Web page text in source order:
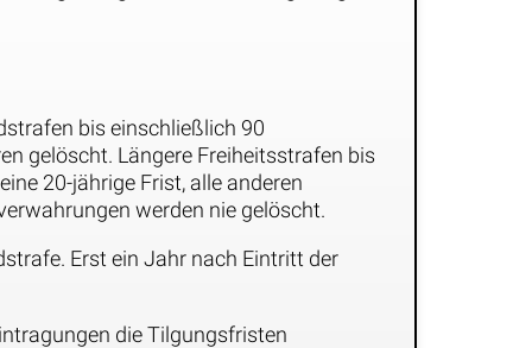
bis einschließlich 90
gelöscht. Längere Freiheitsstrafen bis
20-jährige Frist, alle anderen
werden nie gelöscht.
Erst ein Jahr nach Eintritt der
die Tilgungsfristen